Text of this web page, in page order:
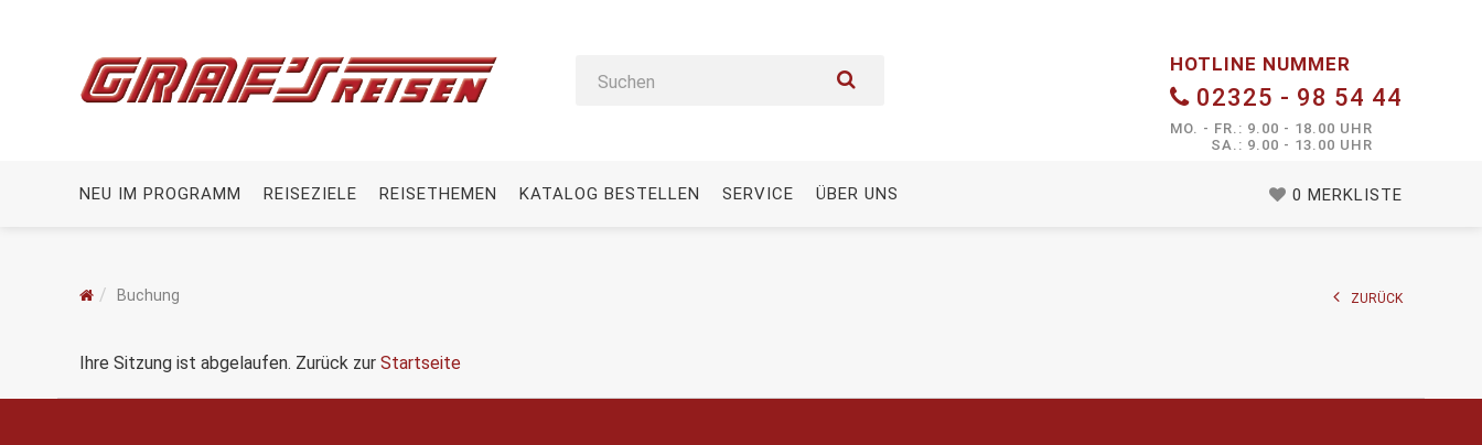
0 MERKLISTE
HOTLINE NUMMER
02325 - 98 54 44
MO. - FR.: 9.00 - 18.00 UHR
SA.: 9.00 - 13.00 UHR
NEU IM PROGRAMM REISEZIELE REISETHEMEN KATALOG BESTELLEN SERVICE ÜBER UNS
Buchung ZURÜCK
Ihre Sitzung ist abgelaufen. Zurück zur Startseite